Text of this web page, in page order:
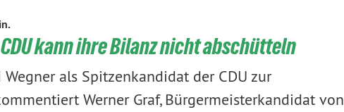
kann ihre Bilanz nicht abschütteln
als Spitzenkandidat der CDU zur
Werner Graf, Bürgermeisterkandidat von